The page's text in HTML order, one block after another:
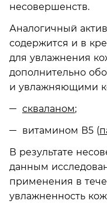
несовершенств.
Аналогичный
содержится и в
для увлажнения
дополнительно
и увлажняющими
скваланом;
витамином В5 (
В результате
данным
применения в
увлажненность